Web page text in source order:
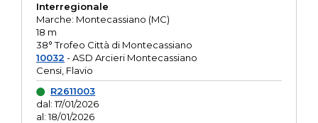
Interregionale
Marche: Montecassiano (MC)
18 m
38° Trofeo Città di Montecassiano
10032 - ASD Arcieri Montecassiano
Censi, Flavio
R2611003
dal: 17/01/2026
al: 18/01/2026